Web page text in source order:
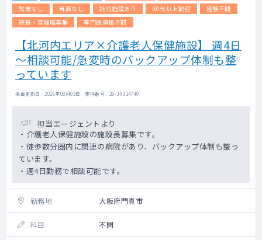
残業なし
当直なし 託児施設あり 60代以上歓迎
経験不問
院長・管理職募集
専門医資格不問
【北河内エリア×介護老人保健施設】 週4日
～相談可能/急変時のバックアップ体制も整
っています
掲載更新日 : 2026年08月03日 案件番号 : 26-JX314740
担当エージェントより
・介護老人保健施設の施設長募集です。
・徒歩数分圏内に関連の病院があり、バックアップ体制も整っ
ています。
・週4日勤務で相談可能です。
勤務地 大阪府門真市
科目 不問